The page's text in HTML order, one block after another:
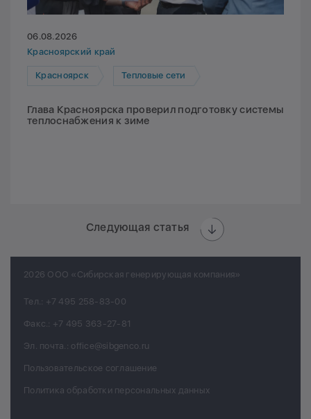
06.08.2026
Красноярский край
Красноярск Тепловые сети
Глава Красноярска проверил подготовку системы
теплоснабжения к зиме
Следующая статья
2026 ООО «Сибирская генерирующая компания»
Тел.: +7 495 258-83-00
Факс.: +7 495 363-27-81
Эл. почта.: office@sibgenco.ru
Пользовательское соглашение
Политика обработки персональных данных